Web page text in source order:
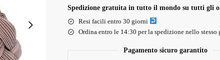
Spedizione gratuita in tutto il mondo su tutti gli
Resi facili entro 30 giorni
Ordina entro le 14:30 per la spedizione nello stesso
Pagamento sicuro garantito